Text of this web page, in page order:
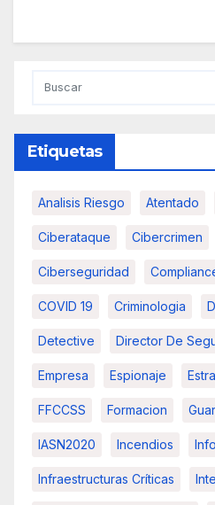
Etiquetas
Analisis Riesgo Atentado
Ciberataque Cibercrimen
Ciberseguridad
COVID 19 Criminologia
Detective Director De
Empresa Espionaje
FFCCSS Formacion
IASN2020 Incendios
Infraestructuras Críticas